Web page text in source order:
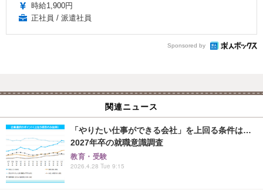
時給1,900円
正社員 / 派遣社員
Sponsored by
関連ニュース
「やりたい仕事ができる会社」を上回る条件は…
2027年卒の就職意識調査
教育・受験
2026.4.28 Tue 9:15